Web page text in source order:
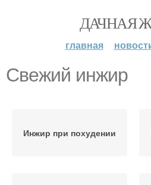
ДАЧНАЯ
главная
Свежий инжир
Инжир при похудении